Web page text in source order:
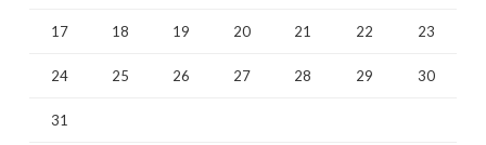
17 18 19 20 21 22 23
24 25 26 27 28 29 30
31